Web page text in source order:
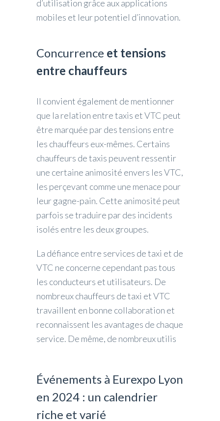
d’utilisation grâce aux applications
mobiles et leur potentiel d’innovation.
Concurrence et tensions
entre chauffeurs
Il convient également de mentionner
que la relation entre taxis et VTC peut
être marquée par des tensions entre
les chauffeurs eux-mêmes. Certains
chauffeurs de taxis peuvent ressentir
une certaine animosité envers les VTC,
les perçevant comme une menace pour
leur gagne-pain. Cette animosité peut
parfois se traduire par des incidents
isolés entre les deux groupes.
La défiance entre services de taxi et de
VTC ne concerne cependant pas tous
les conducteurs et utilisateurs. De
nombreux chauffeurs de taxi et VTC
travaillent en bonne collaboration et
reconnaissent les avantages de chaque
service. De même, de nombreux utilis
Événements à Eurexpo Lyon
en 2024 : un calendrier
riche et varié